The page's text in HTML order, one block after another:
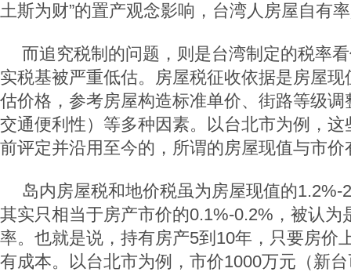
土斯为财”的置产观念影响，台湾人房屋自有
而追究税制的问题，则是台湾制定的税率
实税基被严重低估。房屋税征收依据是房屋
估价格，参考房屋构造标准单价、街路等级
交通便利性）等多种因素。以台北市为例，
前评定并沿用至今的，所谓的房屋现值与市
岛内房屋税和地价税虽为房屋现值的1.2%-
其实只相当于房产市价的0.1%-0.2%，被认为
率。也就是说，持有房产5到10年，只要房价
有成本。以台北市为例，市价1000万元（新